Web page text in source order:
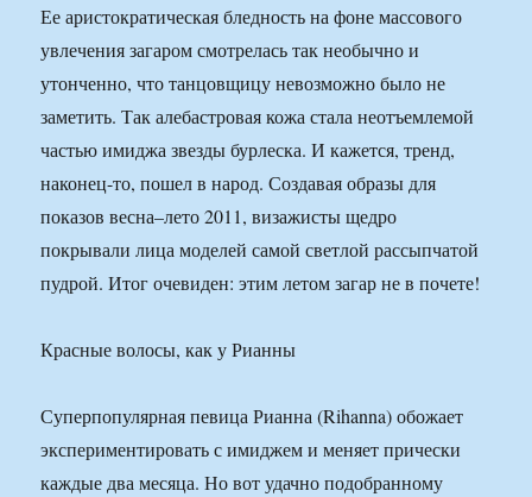
Ее аристократическая бледность на фоне массового
увлечения загаром смотрелась так необычно и
утонченно, что танцовщицу невозможно было не
заметить. Так алебастровая кожа стала неотъемлемой
частью имиджа звезды бурлеска. И кажется, тренд,
наконец-то, пошел в народ. Создавая образы для
показов весна–лето 2011, визажисты щедро
покрывали лица моделей самой светлой рассыпчатой
пудрой. Итог очевиден: этим летом загар не в почете!
Красные волосы, как у Рианны
Суперпопулярная певица Рианна (Rihanna) обожает
экспериментировать с имиджем и меняет прически
каждые два месяца. Но вот удачно подобранному